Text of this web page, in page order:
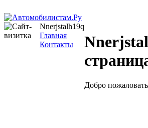
Nnerjstalh19q
Главная
Контакты
Добро